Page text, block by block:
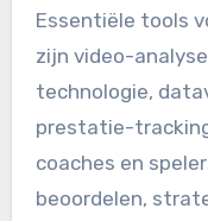
Essentiële tools
zijn video-
technologie,
prestatie-
coaches en
beoordelen,